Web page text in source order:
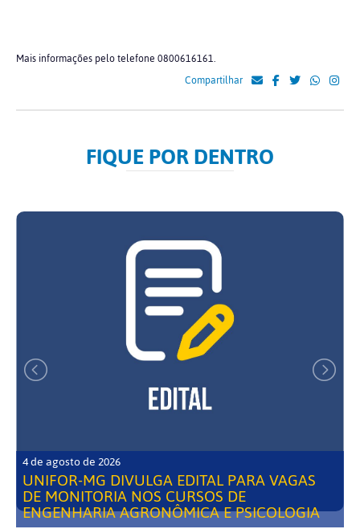
Mais informações pelo telefone 0800616161.
Compartilhar
FIQUE POR DENTRO
4 de agosto de 2026
UNIFOR-MG DIVULGA EDITAL PARA VAGAS
DE MONITORIA NOS CURSOS DE
ENGENHARIA AGRONÔMICA E PSICOLOGIA